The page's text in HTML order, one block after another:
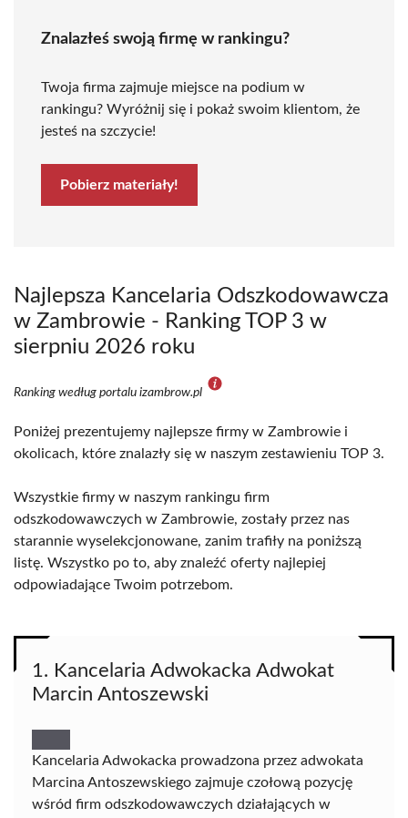
Znalazłeś swoją firmę w rankingu?
Twoja firma zajmuje miejsce na podium w
rankingu? Wyróżnij się i pokaż swoim klientom, że
jesteś na szczycie!
Pobierz materiały!
Najlepsza Kancelaria Odszkodowawcza
w Zambrowie - Ranking TOP 3 w
sierpniu 2026 roku
Ranking według portalu izambrow.pl
Poniżej prezentujemy najlepsze firmy w Zambrowie i
okolicach, które znalazły się w naszym zestawieniu TOP 3.
Wszystkie firmy w naszym rankingu firm
odszkodowawczych w Zambrowie, zostały przez nas
starannie wyselekcjonowane, zanim trafiły na poniższą
listę. Wszystko po to, aby znaleźć oferty najlepiej
odpowiadające Twoim potrzebom.
1. Kancelaria Adwokacka Adwokat
Marcin Antoszewski
Kancelaria Adwokacka prowadzona przez adwokata
Marcina Antoszewskiego zajmuje czołową pozycję
wśród firm odszkodowawczych działających w